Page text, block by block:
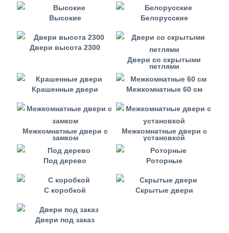
Высокие Белорусские
Двери высота 2300
Двери со скрытыми
петлями
Крашенные двери Межкомнатные 60 см
Межкомнатные двери с
замком
Межкомнатные двери с
установкой
Под дерево Роторные
С коробкой Скрытые двери
Двери под заказ